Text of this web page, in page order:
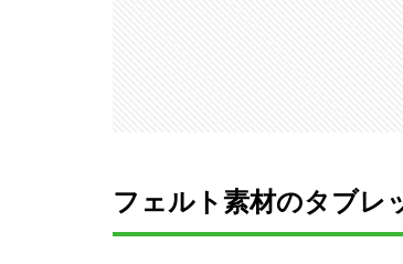
フェルト素材のタブレ